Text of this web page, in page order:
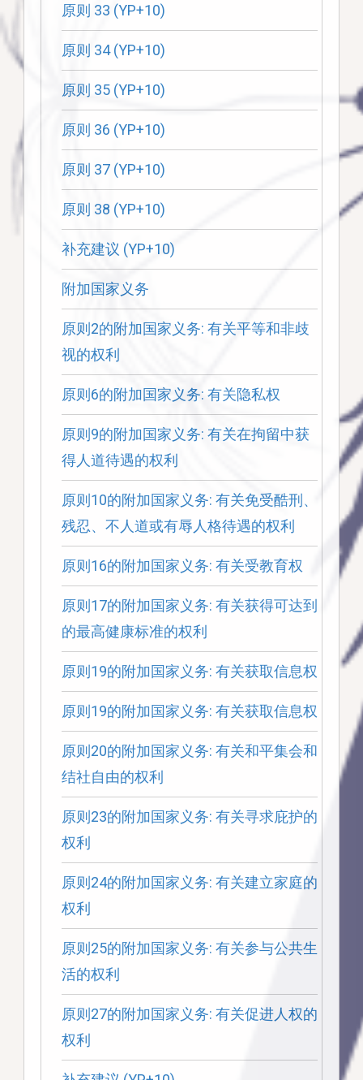
原则 33 (YP+10)
原则 34 (YP+10)
原则 35 (YP+10)
原则 36 (YP+10)
原则 37 (YP+10)
原则 38 (YP+10)
补充建议 (YP+10)
附加国家义务
原则2的附加国家义务: 有关平等和非歧
视的权利
原则6的附加国家义务: 有关隐私权
原则9的附加国家义务: 有关在拘留中获
得人道待遇的权利
原则10的附加国家义务: 有关免受酷刑、
残忍、不人道或有辱人格待遇的权利
原则16的附加国家义务: 有关受教育权
原则17的附加国家义务: 有关获得可达到
的最高健康标准的权利
原则19的附加国家义务: 有关获取信息权
原则19的附加国家义务: 有关获取信息权
原则20的附加国家义务: 有关和平集会和
结社自由的权利
原则23的附加国家义务: 有关寻求庇护的
权利
原则24的附加国家义务: 有关建立家庭的
权利
原则25的附加国家义务: 有关参与公共生
活的权利
原则27的附加国家义务: 有关促进人权的
权利